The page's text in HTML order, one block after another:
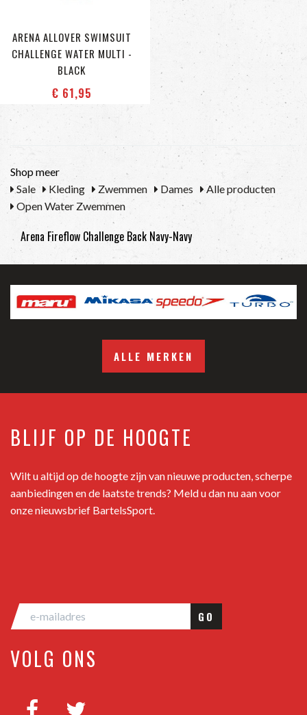
ARENA ALLOVER SWIMSUIT
CHALLENGE WATER MULTI -
BLACK
€ 61,95
Shop meer
Sale
Kleding Zwemmen Dames
Alle producten
Open Water Zwemmen
Arena Fireflow Challenge Back Navy-Navy
ALLE MERKEN
BLIJF OP DE HOOGTE
Wilt u altijd op de hoogte zijn van nieuwe producten, scherpe
aanbiedingen en de laatste trends? Meld u dan nu aan voor
onze nieuwsbrief BartelsSport.
GO
VOLG ONS